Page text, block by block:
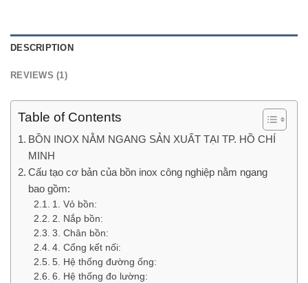
DESCRIPTION
REVIEWS (1)
Table of Contents
BỒN INOX NẰM NGANG SẢN XUẤT TẠI TP. HỒ CHÍ
MINH
Cấu tạo cơ bản của bồn inox công nghiệp nằm ngang
bao gồm:
1. Vỏ bồn:
2. Nắp bồn:
3. Chân bồn:
4. Cổng kết nối:
5. Hệ thống đường ống:
6. Hệ thống đo lường: